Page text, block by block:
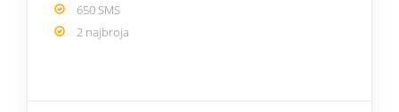
650 SMS
2 najbroja